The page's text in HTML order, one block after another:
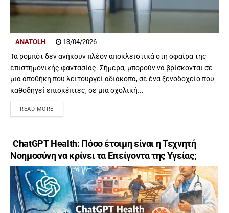
ANATOLH 13/04/2026
Τα ρομπότ δεν ανήκουν πλέον αποκλειστικά στη σφαίρα της
επιστημονικής φαντασίας. Σήμερα, μπορούν να βρίσκονται σε
μια αποθήκη που λειτουργεί αδιάκοπα, σε ένα ξενοδοχείο που
καθοδηγεί επισκέπτες, σε μια σχολική...
READ MORE
ChatGPT Health: Πόσο έτοιμη είναι η Τεχνητή
Νοημοσύνη να κρίνει τα Επείγοντα της Υγείας;